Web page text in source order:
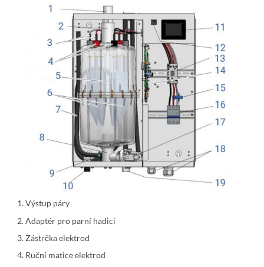
Výstup páry
Adaptér pro parní hadici
Zástrčka elektrod
Ruční matice elektrod